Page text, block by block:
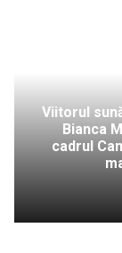
Viitorul
Bianca
cadrul